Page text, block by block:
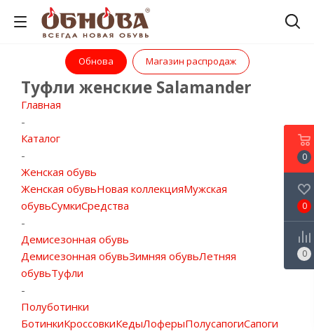
Обнова Магазин распродаж
Туфли женские Salamander
Главная
-
Каталог
-
Женская обувь
Женская обувьНовая коллекцияМужская
обувьСумкиСредства
-
Демисезонная обувь
Демисезонная обувьЗимняя обувьЛетняя
обувьТуфли
-
Полуботинки
БотинкиКроссовкиКедыЛоферыПолусапогиСапоги
0
0
0